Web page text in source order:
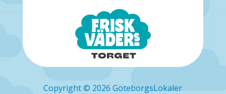
Copyright © 2026 GöteborgsLokaler